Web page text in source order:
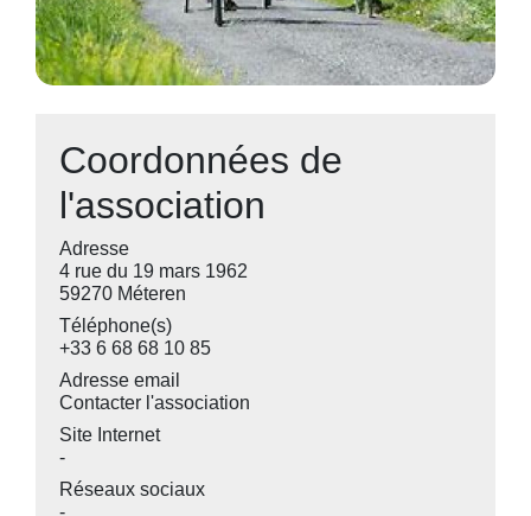
Coordonnées de
l'association
Adresse
4 rue du 19 mars 1962
59270 Méteren
Téléphone(s)
+33 6 68 68 10 85
Adresse email
Contacter l'association
Site Internet
-
Réseaux sociaux